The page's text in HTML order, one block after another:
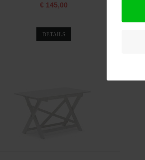
€ 145,00
DETAILS